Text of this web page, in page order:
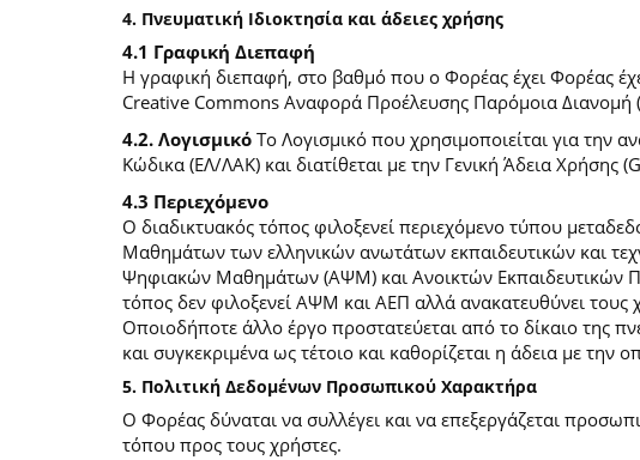
4. Πνευματική Ιδιοκτησία και άδειες χρήσης
4.1 Γραφική Διεπαφή
Η γραφική διεπαφή, στο βαθμό που ο Φορέας έχει Φορέας
Creative Commons Αναφορά Προέλευσης Παρόμοια Διανομή
4.2. ΛογισμικόΤο Λογισμικό που χρησιμοποιείται για την
Κώδικα (ΕΛ/ΛΑΚ) και διατίθεται με την Γενική Άδεια Χρήσης
4.3 Περιεχόμενο
O διαδικτυακός τόπος φιλοξενεί περιεχόμενο τύπου
Μαθημάτων των ελληνικών ανωτάτων εκπαιδευτικών και
Ψηφιακών Μαθημάτων (ΑΨΜ) και Ανοικτών Εκπαιδευτικών
τόπος δεν φιλοξενεί ΑΨΜ και ΑΕΠ αλλά ανακατευθύνει
Οποιοδήποτε άλλο έργο προστατεύεται από το δίκαιο της
και συγκεκριμένα ως τέτοιο και καθορίζεται η άδεια με την
5. Πολιτική Δεδομένων Προσωπικού Χαρακτήρα
Ο Φορέας δύναται να συλλέγει και να επεξεργάζεται
τόπου προς τους χρήστες.